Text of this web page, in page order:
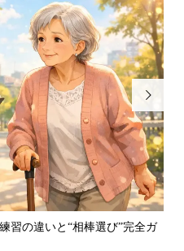
習の違いと“相棒選び”完全ガ
